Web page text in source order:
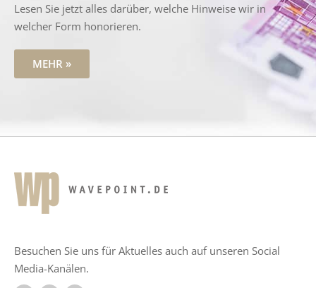
Lesen Sie jetzt alles darüber, welche Hinweise wir in
welcher Form honorieren.
MEHR »
Besuchen Sie uns für Aktuelles auch auf unseren Social
Media-Kanälen.